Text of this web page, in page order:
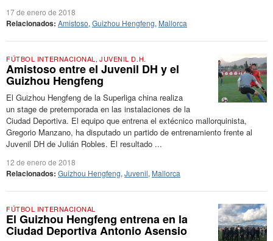
17 de enero de 2018
Relacionados: Amistoso, Guizhou Hengfeng, Mallorca
FÚTBOL INTERNACIONAL , JUVENIL D.H.
Amistoso entre el Juvenil DH y el
Guizhou Hengfeng
El Guizhou Hengfeng de la Superliga china realiza
un stage de pretemporada en las instalaciones de la
Ciudad Deportiva. El equipo que entrena el extécnico mallorquinista,
Gregorio Manzano, ha disputado un partido de entrenamiento frente al
Juvenil DH de Julián Robles. El resultado ...
12 de enero de 2018
Relacionados: Guizhou Hengfeng, Juvenil, Mallorca
FÚTBOL INTERNACIONAL
El Guizhou Hengfeng entrena en la
Ciudad Deportiva Antonio Asensio